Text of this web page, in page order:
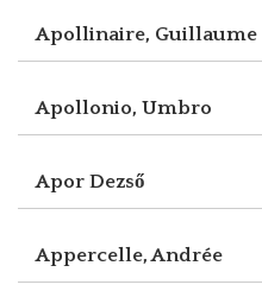
Apollinaire, Guillaume
Apollonio, Umbro
Apor Dezső
Appercelle, Andrée